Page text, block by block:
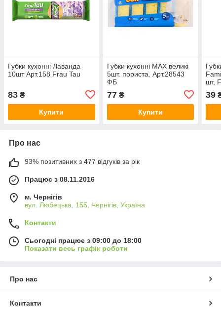
Губки кухонні Лаванда
10шт Арт.158 Frau Tau
83 ₴
Купити
Губки кухонні MAX великі
5шт. пориста. Арт.28543
ФБ
77₴
Купити
шт,
39
Про нас
93% позитивних з 477 відгуків за рік
Працює з 08.11.2016
м. Чернігів
вул. Любецька, 155, Чернігів, Україна
Контакти
Сьогодні працює з 09:00 до 18:00
Показати весь графік роботи
Про нас
Контакти